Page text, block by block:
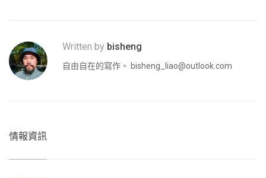
Written by bisheng
自由自在的寫作。 bisheng_liao@outlook.com
情報資訊